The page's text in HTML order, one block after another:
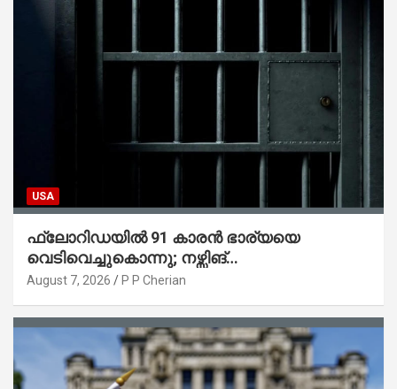
USA
ഫ്ലോറിഡയിൽ 91 കാരൻ ഭാര്യയെ
വെടിവെച്ചുകൊന്നു; നഴ്സിങ്
ഹോമിലാക്കില്ലെന്ന് നൽകിയ വാഗ്ദാനം
August 7, 2026 P P Cherian